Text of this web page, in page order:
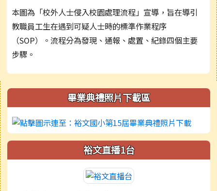
本圖為「校外人士侵入校園處理流程」宣導，旨在導引
教職員工生在遇到可疑人士時的標準作業程序
（SOP）。流程分為發現、通報、處置、紀錄四個主要
步驟。
右邊區域內容畢業典禮照片下載區
裕文直播1台